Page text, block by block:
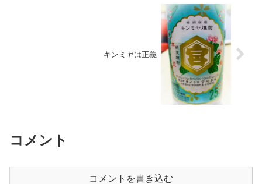
キンミヤは正義
コメント
コメントを書き込む